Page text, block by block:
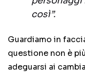
così”.
Guardiamo in
questione non è
adeguarsi ai